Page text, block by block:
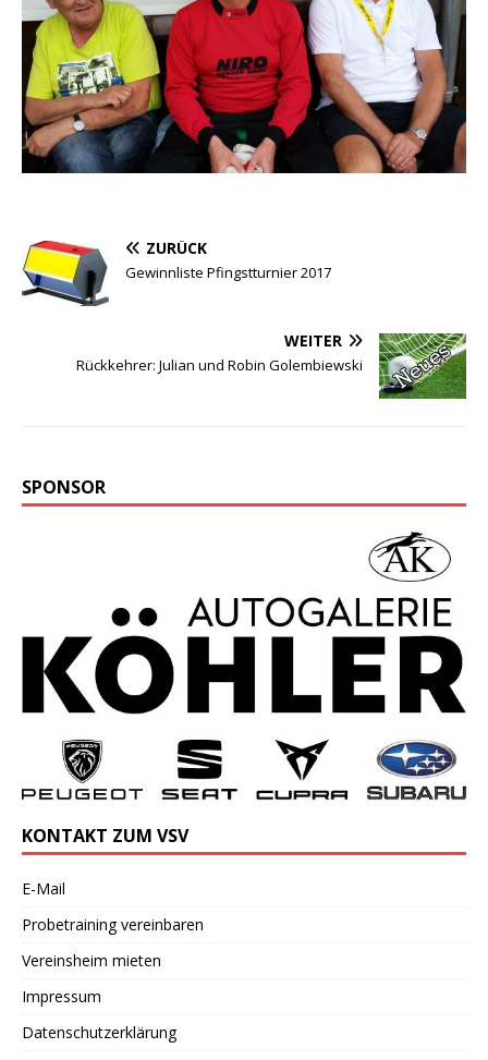
ZURÜCK
Gewinnliste Pfingstturnier 2017
WEITER
Rückkehrer: Julian und Robin Golembiewski
SPONSOR
KONTAKT ZUM VSV
E-Mail
Probetraining vereinbaren
Vereinsheim mieten
Impressum
Datenschutzerklärung